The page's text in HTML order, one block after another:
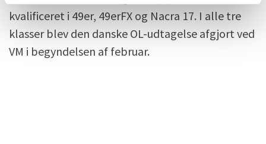
kvalificeret i 49er, 49erFX og Nacra 17. I alle tre
klasser blev den danske OL-udtagelse afgjort ved
VM i begyndelsen af februar.